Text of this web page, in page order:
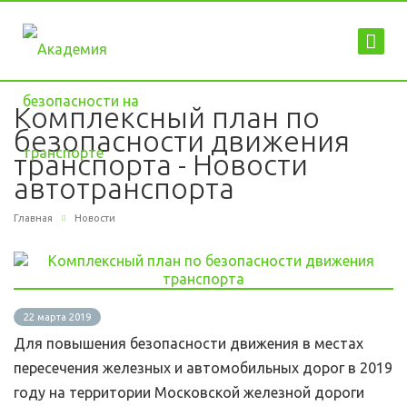
Комплексный план по
безопасности движения
транспорта - Новости
автотранспорта
Главная Новости
22 марта 2019
Для повышения безопасности движения в местах
пересечения железных и автомобильных дорог в 2019
году на территории Московской железной дороги